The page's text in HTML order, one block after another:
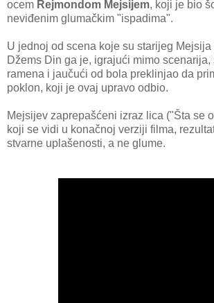
ocem Rejmondom Mejsijem, koji je bio
neviđenim glumačkim "ispadima".
U jednoj od scena koje su starijeg
Džems Din ga je, igrajući mimo scenarija,
ramena i jaučući od bola preklinjao da
poklon, koji je ovaj upravo odbio.
Mejsijev zaprepašćeni izraz lica ("Šta se
koji se vidi u konačnoj verziji filma,
stvarne uplašenosti, a ne glume.